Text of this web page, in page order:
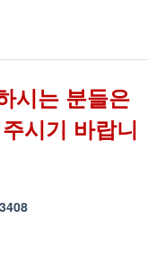
시는 분들은
시기 바랍니
3408